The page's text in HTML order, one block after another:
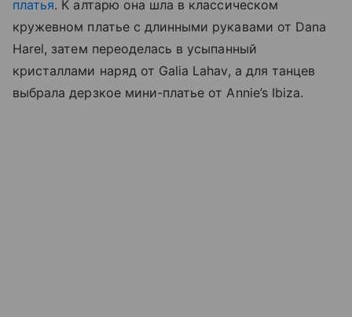
платья. К алтарю она шла в классическом
кружевном платье с длинными рукавами от Dana
Harel, затем переоделась в усыпанный
кристаллами наряд от Galia Lahav, а для танцев
выбрала дерзкое мини-платье от Annie’s Ibiza.